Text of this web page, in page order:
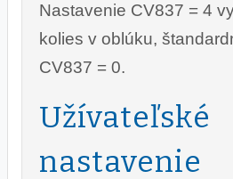
Nastavenie CV837 = 4
kolies v oblúku,
CV837 = 0.
Užívateľské
nastavenie